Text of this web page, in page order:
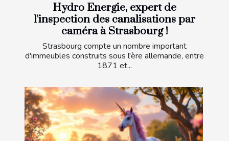
Hydro Energie, expert de
l'inspection des canalisations par
caméra à Strasbourg !
Strasbourg compte un nombre important
d'immeubles construits sous l'ère allemande, entre
1871 et...